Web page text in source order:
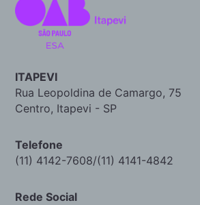
ITAPEVI
Rua Leopoldina de Camargo, 75
Centro, Itapevi - SP
Telefone
(11) 4142-7608/(11) 4141-4842
Rede Social